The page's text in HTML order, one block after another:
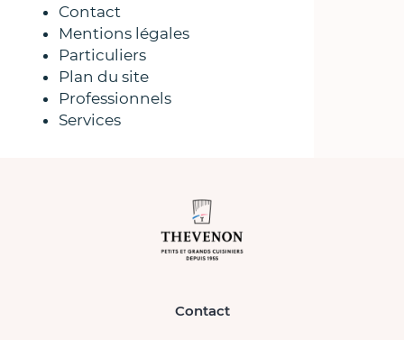
Contact
Mentions légales
Particuliers
Plan du site
Professionnels
Services
Contact